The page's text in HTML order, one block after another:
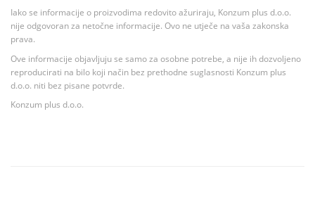
Iako se informacije o proizvodima redovito ažuriraju, Konzum plus d.o.o.
nije odgovoran za netočne informacije. Ovo ne utječe na vaša zakonska
prava.
Ove informacije objavljuju se samo za osobne potrebe, a nije ih dozvoljeno
reproducirati na bilo koji način bez prethodne suglasnosti Konzum plus
d.o.o. niti bez pisane potvrde.
Konzum plus d.o.o.